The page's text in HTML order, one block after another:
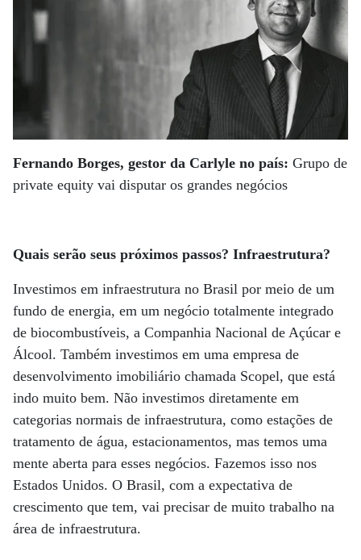
Fernando Borges, gestor da Carlyle no país: Grupo de
private equity vai disputar os grandes negócios
Quais serão seus próximos passos? Infraestrutura?
Investimos em infraestrutura no Brasil por meio de um
fundo de energia, em um negócio totalmente integrado
de biocombustíveis, a Companhia Nacional de Açúcar e
Álcool. Também investimos em uma empresa de
desenvolvimento imobiliário chamada Scopel, que está
indo muito bem. Não investimos diretamente em
categorias normais de infraestrutura, como estações de
tratamento de água, estacionamentos, mas temos uma
mente aberta para esses negócios. Fazemos isso nos
Estados Unidos. O Brasil, com a expectativa de
crescimento que tem, vai precisar de muito trabalho na
área de infraestrutura.